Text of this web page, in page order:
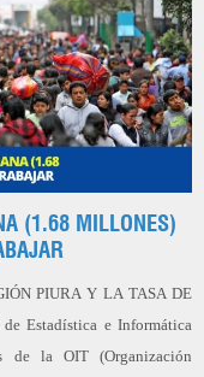
(1.68 MILLONES)
PIURA Y LA TASA DE
Estadística e Informática
de la OIT (Organización